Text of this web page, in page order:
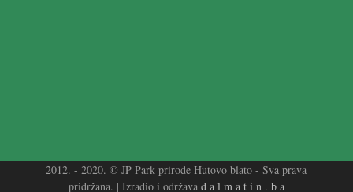
2012. - 2020. © JP Park prirode Hutovo blato - Sva prava
pridržana. | Izradio i održava d a l m a t i n . b a